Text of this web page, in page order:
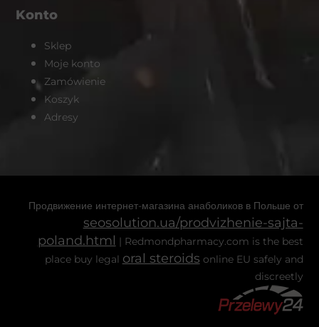
Konto
Sklep
Moje konto
Zamówienie
Koszyk
Adresy
Продвижение интернет-магазина анаболиков в Польше от
seosolution.ua/prodvizhenie-sajta-
poland.html | Redmondpharmacy.com is the best
place buy legal oral steroids online EU safely and
discreetly